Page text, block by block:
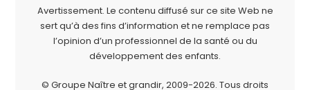
Avertissement. Le contenu diffusé sur ce site Web ne
sert qu’à des fins d’information et ne remplace pas
l’opinion d’un professionnel de la santé ou du
développement des enfants.
© Groupe Naître et grandir, 2009-2026. Tous droits